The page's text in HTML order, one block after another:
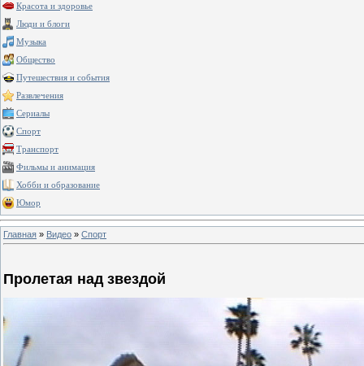
Красота и здоровье
Люди и блоги
Музыка
Общество
Путешествия и события
Развлечения
Сериалы
Спорт
Транспорт
Фильмы и анимация
Хобби и образование
Юмор
Главная » Видео » Спорт
Пролетая над звездой